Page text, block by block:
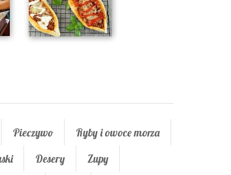
Pieczywo
Ryby i owoce morza
Desery
Zupy